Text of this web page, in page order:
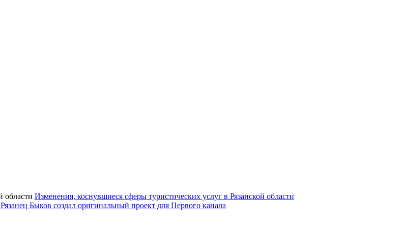
Изменения, коснувшиеся сферы туристических услуг в Рязанской области
Рязанец Быков создал оригинальный проект для Первого канала